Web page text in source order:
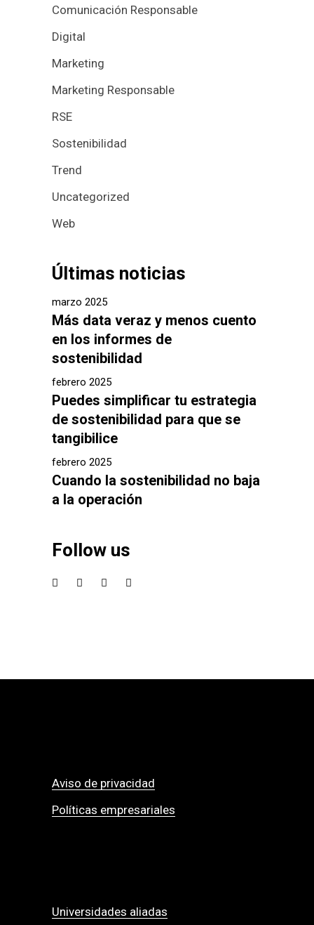
Comunicación Responsable
Digital
Marketing
Marketing Responsable
RSE
Sostenibilidad
Trend
Uncategorized
Web
Últimas noticias
marzo 2025
Más data veraz y menos cuento
en los informes de
sostenibilidad
febrero 2025
Puedes simplificar tu estrategia
de sostenibilidad para que se
tangibilice
febrero 2025
Cuando la sostenibilidad no baja
a la operación
Follow us
Aviso de privacidad
Políticas empresariales
Universidades aliadas